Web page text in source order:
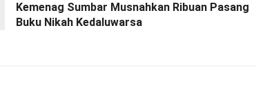
Kemenag Sumbar Musnahkan Ribuan Pasang
Buku Nikah Kedaluwarsa